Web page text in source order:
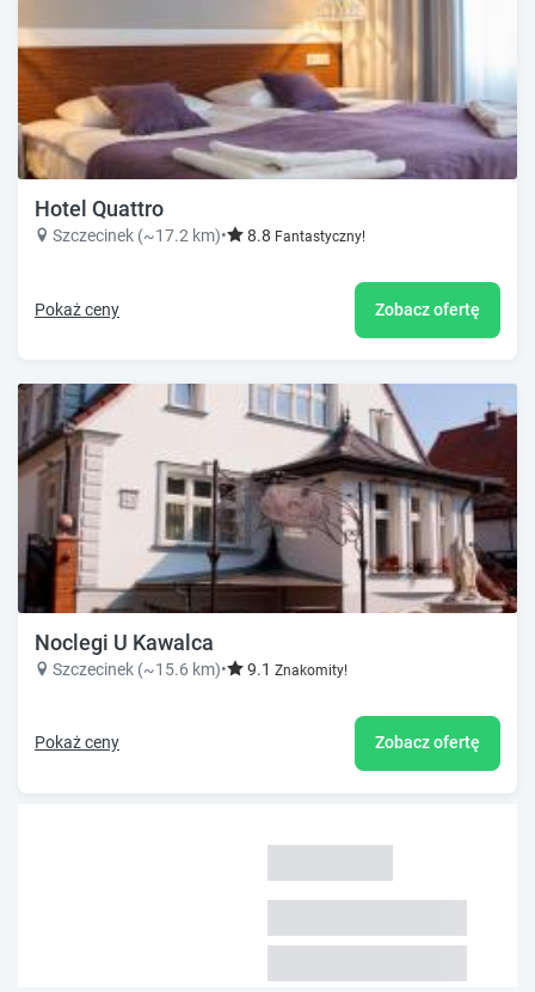
Hotel Quattro
Szczecinek (~17.2 km)• 8.8 Fantastyczny!
Pokaż ceny Zobacz ofertę
Noclegi U Kawalca
Szczecinek (~15.6 km)• 9.1 Znakomity!
Pokaż ceny Zobacz ofertę